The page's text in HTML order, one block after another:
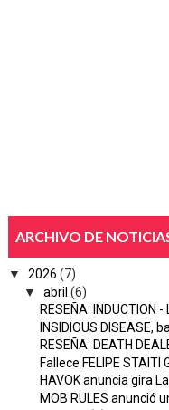
ARCHIVO DE
▼ 2026 (7)
▼
abril (6)
RESEÑA: INDUCTION
INSIDIOUS DISEASE,
RESEÑA: DEATH
Fallece FELIPE STAITI
HAVOK anuncia gira
MOB RULES anunció